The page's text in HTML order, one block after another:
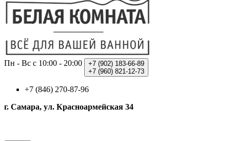
Пн - Вс с 10:00 - 20:00 +7 (902) 183-66-89
+7 (960) 821-12-73
+7 (846) 270-87-96
г. Самара, ул. Красноармейская 34